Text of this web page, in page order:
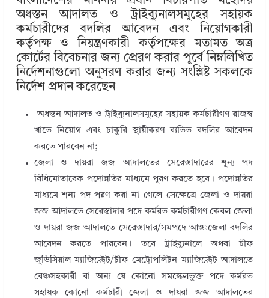
অধস্তন আদালত ও ট্রাইব্যুনালসমূহের সহায়ক
কর্মচারীদের বদলির আবেদন এবং নিয়োগকারী
কর্তৃপক্ষ ও নিয়ন্ত্রণকারী কর্তৃপক্ষের মতামত অত্র
কোর্টের বিবেচনার জন্য প্রেরণ করার পূর্বে নিম্নলিখিত
নির্দেশনাগুলো অনুসরণ করার জন্য সংশ্লিষ্ট সকলকে
নির্দেশ প্রদান করেছেন
অধস্তন আদালত ও ট্রাইব্যুনালসমূহের সহায়ক কর্মচারীগণ রাজস্ব
খাতে নিয়োগ এবং চাকুরি স্থায়ীকরণ ব্যতিত বদলির আবেদন
করতে পারবেন না;
জেলা ও দায়রা জজ আদালতের সেরেস্তাদারের শূন্য পদ
বিধিমোতাবেক পদোন্নতির মাধ্যমে পূরণ করতে হবে। পদোন্নতির
মাধ্যমে শূন্য পদ পূরণ করা না গেলে সেক্ষেত্রে জেলা ও দায়রা
জজ আদালতে সেরেস্তাদার পদে কর্মরত কর্মচারীগণ কেবল জেলা
ও দায়রা জজ আদালতে সেরেস্তাদার/সমপদে আন্তঃজেলা বদলির
আবেদন করতে পারবেন। তবে ট্রাইব্যুনালে অথবা চীফ
জুডিসিয়াল ম্যাজিস্ট্রেট/চীফ মেট্রোপলিটন ম্যাজিস্ট্রেট আদালতে
বেঞ্চসহকারী বা অন্য যে কোনো সমস্কেলভুক্ত পদে কর্মরত
সহায়ক কোনো কর্মচারী জেলা ও দায়রা জজ আদালতের